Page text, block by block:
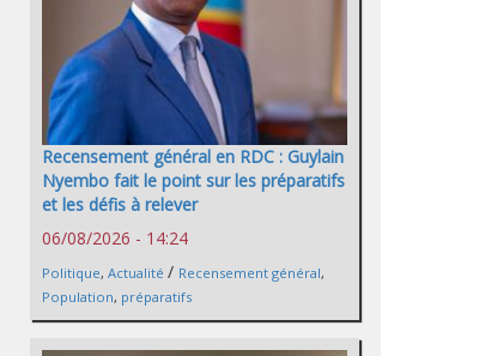
Recensement général en RDC : Guylain
Nyembo fait le point sur les préparatifs
et les défis à relever
06/08/2026 - 14:24
Politique, Actualité / Recensement général,
Population, préparatifs